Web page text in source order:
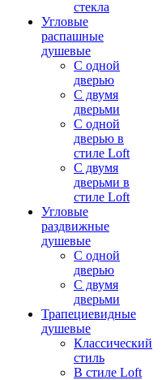
стекла
Угловые
распашные
душевые
С одной
дверью
С двумя
дверьми
С одной
дверью в
стиле Loft
С двумя
дверьми в
стиле Loft
Угловые
раздвижные
душевые
С одной
дверью
С двумя
дверьми
Трапециевидные
душевые
Классический
стиль
В стиле Loft